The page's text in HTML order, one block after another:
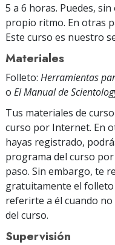
5 a 6 horas. Puedes,
propio ritmo. En otras
Este curso es nuestro
Materiales
Folleto: Herramientas
o El Manual de
Tus materiales de
curso por Internet. En
hayas registrado,
programa del curso
paso. Sin embargo, te
gratuitamente el
referirte a él cuando
del curso.
Supervisión